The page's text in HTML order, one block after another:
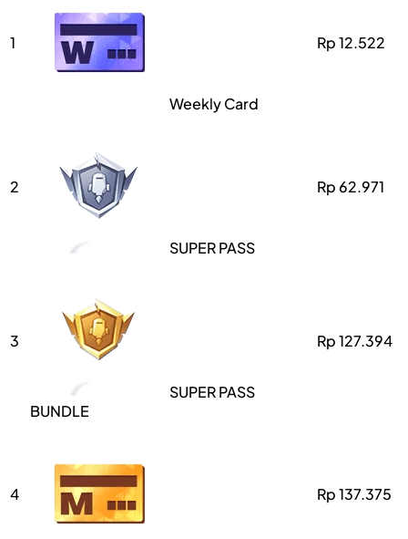
1
Weekly Card
Rp 12.522
2
SUPER PASS
Rp 62.971
3
SUPER PASS
BUNDLE
Rp 127.394
4 Rp 137.375